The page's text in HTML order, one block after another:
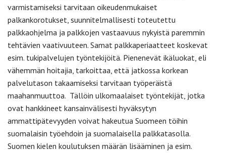
varmistamiseksi tarvitaan oikeudenmukaiset
palkankorotukset, suunnitelmallisesti toteutettu
palkkaohjelma ja palkkojen vastaavuus nykyistä paremmin
tehtävien vaativuuteen. Samat palkkaperiaatteet koskevat
esim. tukipalvelujen työntekijöitä. Pienenevät ikäluokat, eli
vähemmän hoitajia, tarkoittaa, että jatkossa korkean
palvelutason takaamiseksi tarvitaan työperäistä
maahanmuuttoa. Tällöin ulkomaalaiset työntekijät, jotka
ovat hankkineet kansainvälisesti hyväksytyn
ammattipätevyyden voivat hakeutua Suomeen töihin
suomalaisin työehdoin ja suomalaisella palkkatasolla.
Suomen kielen koulutuksen määrän lisääminen ja esim.